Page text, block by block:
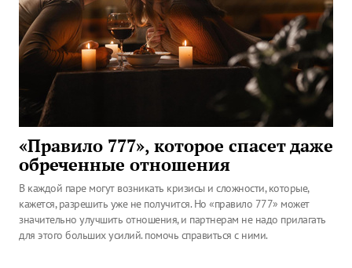
«Правило 777», которое спасет даже
обреченные отношения
В каждой паре могут возникать кризисы и сложности, которые,
кажется, разрешить уже не получится. Но «правило 777» может
значительно улучшить отношения, и партнерам не надо прилагать
для этого больших усилий. помочь справиться с ними.